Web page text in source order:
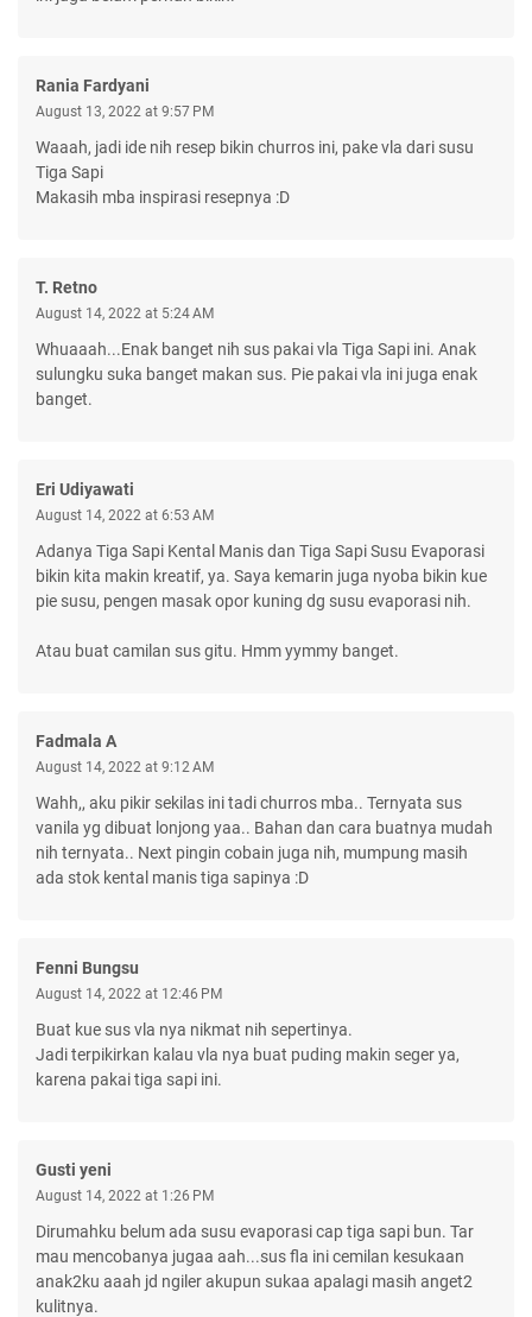
Rania Fardyani
August 13, 2022 at 9:57 PM
Waaah, jadi ide nih resep bikin churros ini, pake vla dari susu
Tiga Sapi
Makasih mba inspirasi resepnya :D
T. Retno
August 14, 2022 at 5:24 AM
Whuaaah...Enak banget nih sus pakai vla Tiga Sapi ini. Anak
sulungku suka banget makan sus. Pie pakai vla ini juga enak
banget.
Eri Udiyawati
August 14, 2022 at 6:53 AM
Adanya Tiga Sapi Kental Manis dan Tiga Sapi Susu Evaporasi
bikin kita makin kreatif, ya. Saya kemarin juga nyoba bikin kue
pie susu, pengen masak opor kuning dg susu evaporasi nih.
Atau buat camilan sus gitu. Hmm yymmy banget.
Fadmala A
August 14, 2022 at 9:12 AM
Wahh,, aku pikir sekilas ini tadi churros mba.. Ternyata sus
vanila yg dibuat lonjong yaa.. Bahan dan cara buatnya mudah
nih ternyata.. Next pingin cobain juga nih, mumpung masih
ada stok kental manis tiga sapinya :D
Fenni Bungsu
August 14, 2022 at 12:46 PM
Buat kue sus vla nya nikmat nih sepertinya.
Jadi terpikirkan kalau vla nya buat puding makin seger ya,
karena pakai tiga sapi ini.
Gusti yeni
August 14, 2022 at 1:26 PM
Dirumahku belum ada susu evaporasi cap tiga sapi bun. Tar
mau mencobanya jugaa aah...sus fla ini cemilan kesukaan
anak2ku aaah jd ngiler akupun sukaa apalagi masih anget2
kulitnya.